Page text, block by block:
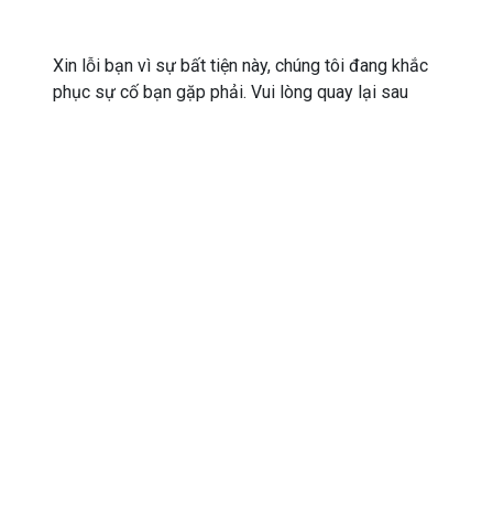
Xin lỗi bạn vì sự bất tiện này, chúng tôi đang khắc
phục sự cố bạn gặp phải. Vui lòng quay lại sau